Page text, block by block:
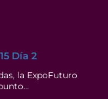
Día 2
la ExpoFuturo